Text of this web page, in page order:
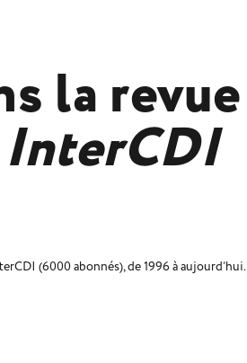
la revue
InterCDI
(6000 abonnés), de 1996 à aujourd’hui.